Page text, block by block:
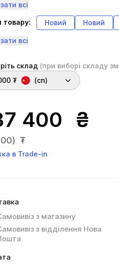
всі
товару: Новий Новий
всі
склад (при виборі складу
₮
(cn)
400 ₴
₮
в Trade-in
з магазину
з відділення Нова